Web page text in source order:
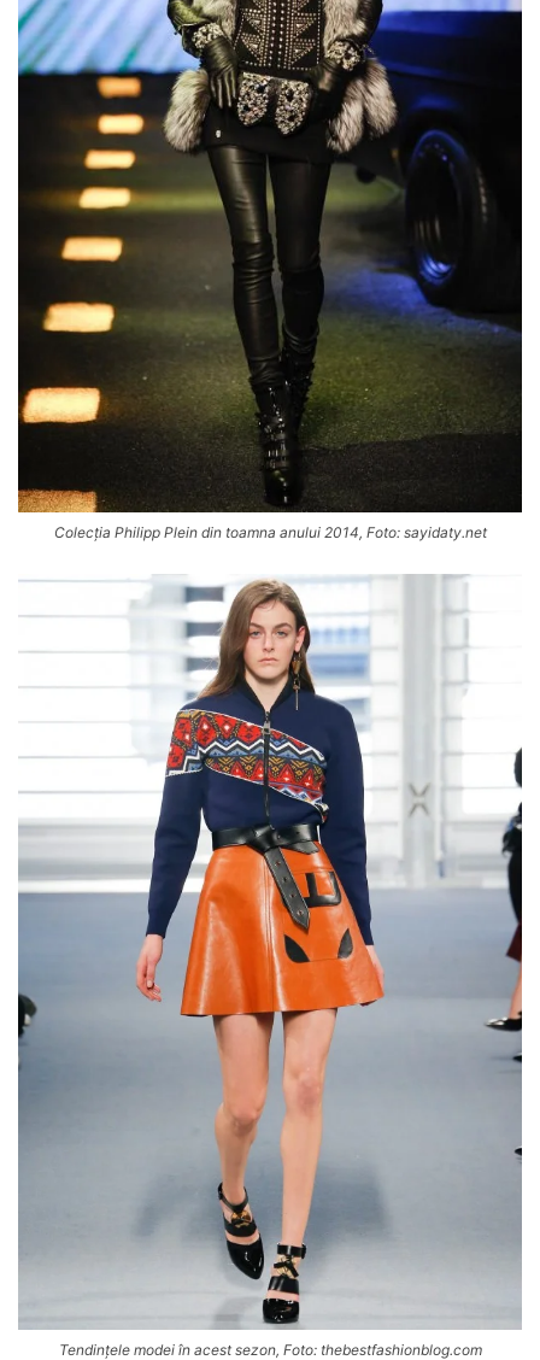
Colecția Philipp Plein din toamna anului 2014, Foto: sayidaty.net
Tendințele modei în acest sezon, Foto: thebestfashionblog.com